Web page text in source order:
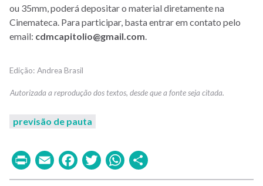
ou 35mm, poderá depositar o material diretamente na
Cinemateca. Para participar, basta entrar em contato pelo
email: cdmcapitolio@gmail.com
Andrea Brasil
previsão de pauta
PrintEmailFacebook
TwitterWhatsApp